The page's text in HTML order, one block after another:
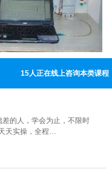
15人正在线上咨询本类课程
的人，学会为止，不限时
天实操，全程…